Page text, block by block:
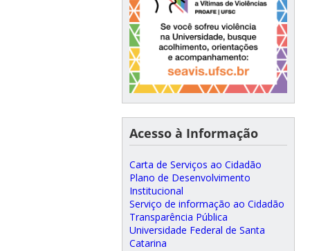
Acesso à Informação
Carta de Serviços ao Cidadão
Plano de Desenvolvimento
Institucional
Serviço de informação ao Cidadão
Transparência Pública
Universidade Federal de Santa
Catarina